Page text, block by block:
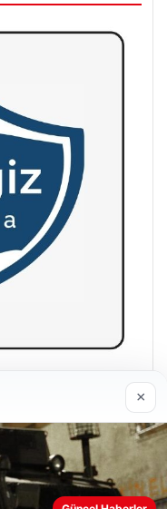
anlayabilmek,
×